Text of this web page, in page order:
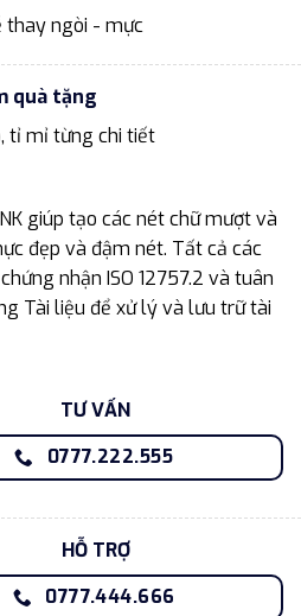
thay ngòi - mực
quà tặng
tỉ mỉ từng chi tiết
giúp tạo các nét chữ mượt và
đẹp và đậm nét. Tất cả các
nhận ISO 12757.2 và tuân
Tài liệu để xử lý và lưu trữ tài
TƯ VẤN
0777.222.555
HỖ TRỢ
0777.444.666